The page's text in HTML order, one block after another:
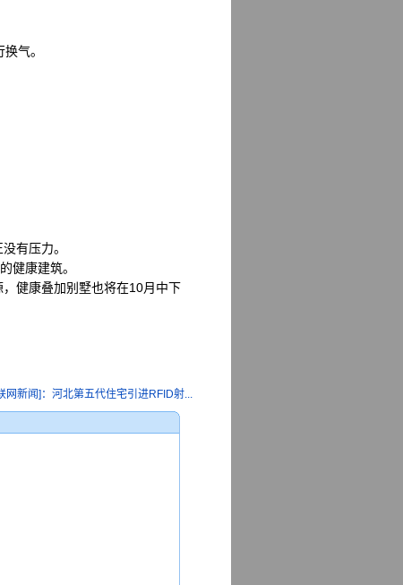
气。
有压力。
健康建筑。
健康叠加别墅也将在10月中下
网新闻]：河北第五代住宅引进RFID射...